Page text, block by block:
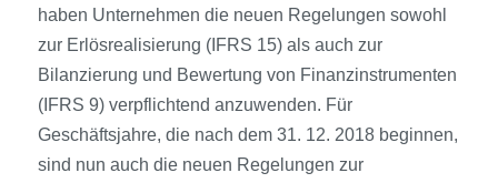
haben Unternehmen die neuen Regelungen sowohl
zur Erlösrealisierung (IFRS 15) als auch zur
Bilanzierung und Bewertung von Finanzinstrumenten
(IFRS 9) verpflichtend anzuwenden. Für
Geschäftsjahre, die nach dem 31. 12. 2018 beginnen,
sind nun auch die neuen Regelungen zur